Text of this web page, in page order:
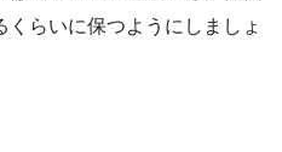
らいに保つようにしましょ